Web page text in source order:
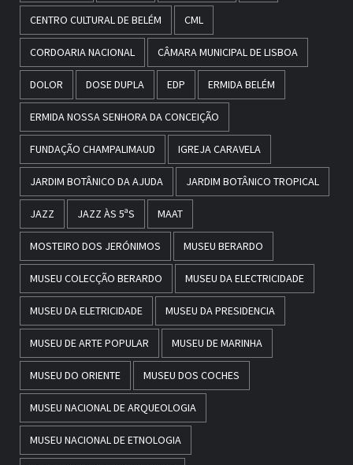
CENTRO CULTURAL DE BELÉM CML
CORDOARIA NACIONAL CÂMARA MUNICIPAL DE LISBOA
DOLOR DOSE DUPLA EDP ERMIDA BELÉM
ERMIDA NOSSA SENHORA DA CONCEIÇÃO
FUNDAÇÃO CHAMPALIMAUD IGREJA CARAVELA
JARDIM BOTÂNICO DA AJUDA JARDIM BOTÂNICO TROPICAL
JAZZ JAZZ ÀS 5ªS MAAT
MOSTEIRO DOS JERÓNIMOS MUSEU BERARDO
MUSEU COLECÇÃO BERARDO MUSEU DA ELECTRICIDADE
MUSEU DA ELETRICIDADE MUSEU DA PRESIDENCIA
MUSEU DE ARTE POPULAR MUSEU DE MARINHA
MUSEU DO ORIENTE MUSEU DOS COCHES
MUSEU NACIONAL DE ARQUEOLOGIA
MUSEU NACIONAL DE ETNOLOGIA